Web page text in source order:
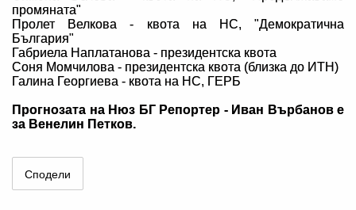
промяната"
Пролет Велкова - квота на НС, "Демократична
България"
Габриела Наплатанова - президентска квота
Соня Момчилова - президентска квота (близка до ИТН)
Галина Георгиева - квота на НС, ГЕРБ
Прогнозата на Нюз БГ Репортер - Иван Върбанов е
за Венелин Петков.
Сподели